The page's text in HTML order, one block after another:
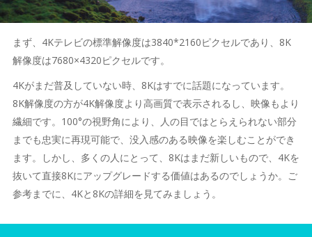
まず、4Kテレビの標準解像度は3840*2160ピクセルであり、8K
解像度は7680×4320ピクセルです。
4Kがまだ普及していない時、8Kはすでに話題になっています。
8K解像度の方が4K解像度より高画質で表示されるし、映像もより
繊細です。100°の視野角により、人の目ではとらえられない部分
までも忠実に再現可能で、没入感のある映像を楽しむことができ
ます。しかし、多くの人にとって、8Kはまだ新しいもので、4Kを
抜いて直接8Kにアップグレードする価値はあるのでしょうか。ご
参考までに、4Kと8Kの詳細を見てみましょう。